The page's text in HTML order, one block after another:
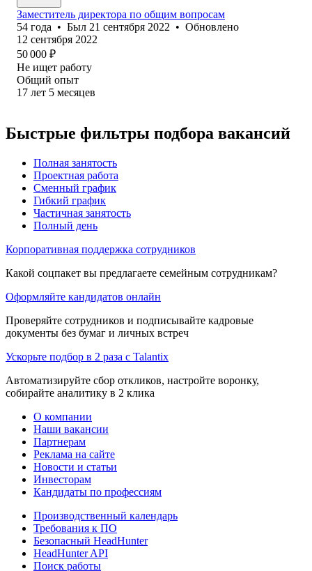
Заместитель директора по общим вопросам
54 года • Был 21 сентября 2022 • Обновлено
12 сентября 2022
50 000 ₽
Не ищет работу
Общий опыт
17 лет 5 месяцев
Быстрые фильтры подбора вакансий
Полная занятость
Проектная работа
Сменный график
Гибкий график
Частичная занятость
Полный день
Корпоративная поддержка сотрудников
Какой соцпакет вы предлагаете семейным сотрудникам?
Оформляйте кандидатов онлайн
Проверяйте сотрудников и подписывайте кадровые
документы без бумаг и личных встреч
Ускорьте подбор в 2 раза с Talantix
Автоматизируйте сбор откликов, настройте воронку,
собирайте аналитику в 2 клика
О компании
Наши вакансии
Партнерам
Реклама на сайте
Новости и статьи
Инвесторам
Кандидаты по профессиям
Производственный календарь
Требования к ПО
Безопасный HeadHunter
HeadHunter API
Поиск работы